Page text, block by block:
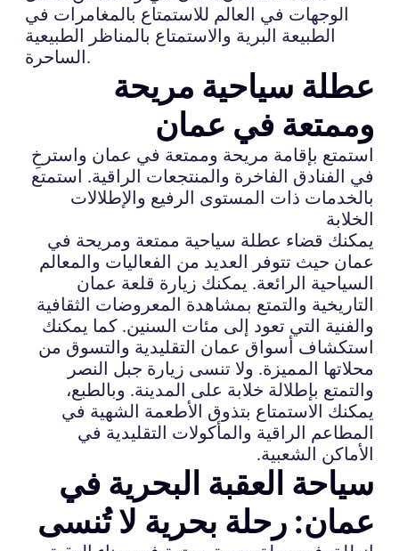
الوجهات في العالم للاستمتاع بالمغامرات في
الطبيعة البرية والاستمتاع بالمناظر الطبيعية
الساحرة.
عطلة سياحية مريحة
وممتعة في عمان
استمتع بإقامة مريحة وممتعة في عمان واسترخِ
في الفنادق الفاخرة والمنتجعات الراقية. استمتع
بالخدمات ذات المستوى الرفيع والإطلالات
الخلابة
يمكنك قضاء عطلة سياحية ممتعة ومريحة في
عمان حيث تتوفر العديد من الفعاليات والمعالم
السياحية الرائعة. يمكنك زيارة قلعة عمان
التاريخية والتمتع بمشاهدة المعروضات الثقافية
والفنية التي تعود إلى مئات السنين. كما يمكنك
استكشاف أسواق عمان التقليدية والتسوق من
محلاتها المميزة. ولا تنسى زيارة جبل النصر
والتمتع بإطلالة خلابة على المدينة. وبالطبع،
يمكنك الاستمتاع بتذوق الأطعمة الشهية في
المطاعم الراقية والمأكولات التقليدية في
الأماكن الشعبية.
سياحة العقبة البحرية في
عمان: رحلة بحرية لا تُنسى